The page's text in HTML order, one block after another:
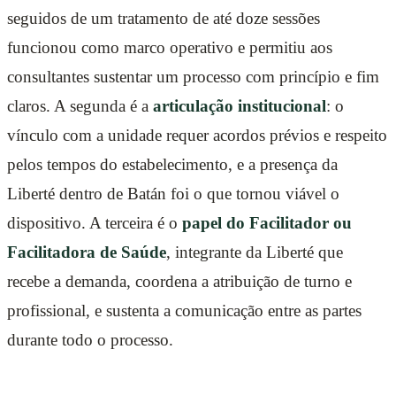
seguidos de um tratamento de até doze sessões
funcionou como marco operativo e permitiu aos
consultantes sustentar um processo com princípio e fim
claros. A segunda é a articulação institucional: o
vínculo com a unidade requer acordos prévios e respeito
pelos tempos do estabelecimento, e a presença da
Liberté dentro de Batán foi o que tornou viável o
dispositivo. A terceira é o papel do Facilitador ou
Facilitadora de Saúde, integrante da Liberté que
recebe a demanda, coordena a atribuição de turno e
profissional, e sustenta a comunicação entre as partes
durante todo o processo.